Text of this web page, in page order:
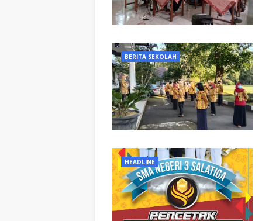
BERITA SEKOLAH
HEADLINE